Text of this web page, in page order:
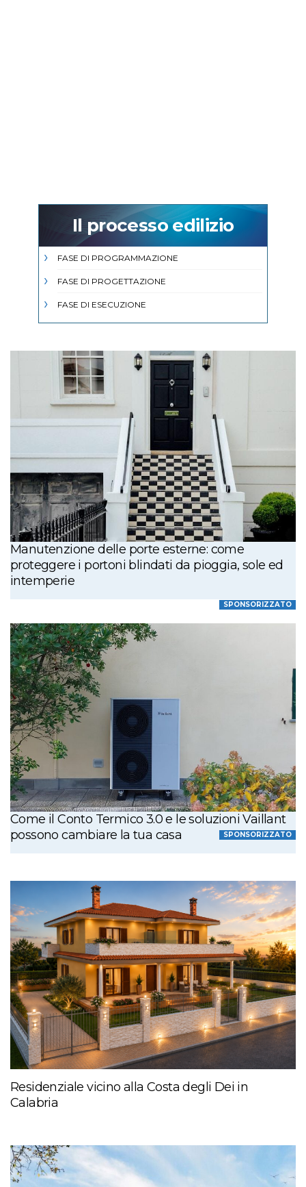
Il processo edilizio
FASE DI PROGRAMMAZIONE
FASE DI PROGETTAZIONE
FASE DI ESECUZIONE
Manutenzione delle porte esterne: come
proteggere i portoni blindati da pioggia, sole ed
intemperie
SPONSORIZZATO
Come il Conto Termico 3.0 e le soluzioni Vaillant
possono cambiare la tua casa
SPONSORIZZATO
Residenziale vicino alla Costa degli Dei in
Calabria